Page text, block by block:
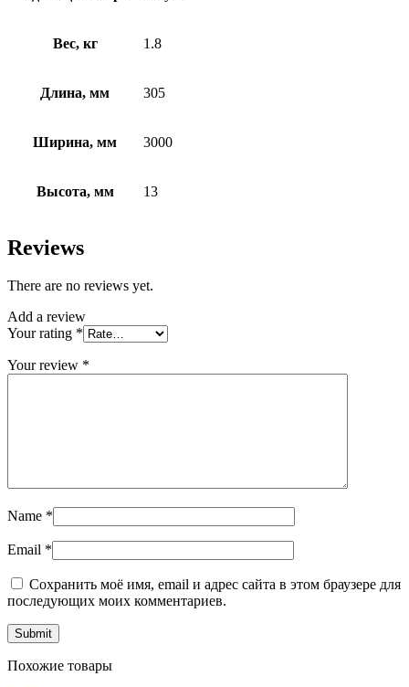
Вес, кг 1.8
Длина, мм 305
Ширина, мм 3000
Высота, мм 13
Reviews
There are no reviews yet.
Add a review
Your rating *
Your review *
Name *
Email *
Сохранить моё имя, email и адрес сайта в этом браузере для
последующих моих комментариев.
Похожие товары